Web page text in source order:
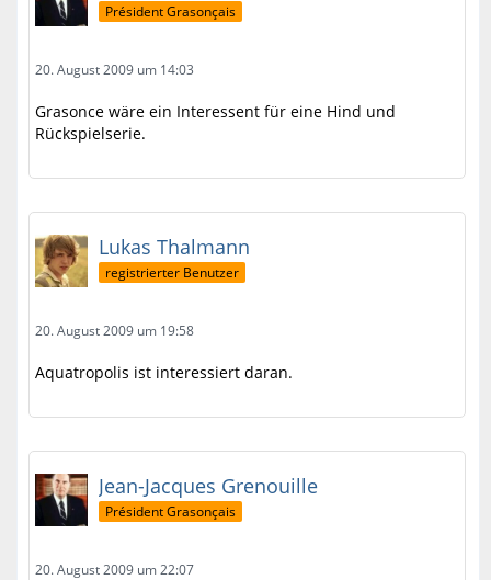
Président Grasonçais
20. August 2009 um 14:03
Grasonce wäre ein Interessent für eine Hind und
Rückspielserie.
Lukas Thalmann
registrierter Benutzer
20. August 2009 um 19:58
Aquatropolis ist interessiert daran.
Jean-Jacques Grenouille
Président Grasonçais
20. August 2009 um 22:07